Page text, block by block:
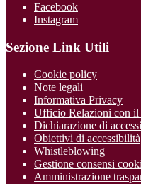
Facebook
Instagram
Sezione Link Utili
Cookie policy
Note legali
Informativa Privacy
Ufficio Relazioni con il
Dichiarazione di
Obiettivi di accessibilità
Whistleblowing
Gestione consensi
Amministrazione